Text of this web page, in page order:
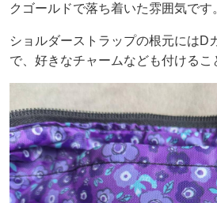
クゴールドで落ち着いた雰囲気です
ショルダーストラップの根元にはD
で、好きなチャームなども付けるこ